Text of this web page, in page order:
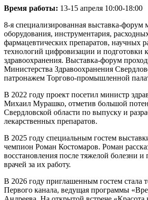
Время работы: 13-15 апреля 10:00-18:00
8-я специализированная выставка-форум
оборудования, инструментария,
фармацевтических препаратов, научных
технологий цифровизации и подготовки
здравоохранения. Выставка-форум
Министерства Здравоохранения
патронажем Торгово-промышленной
В 2022 году проект посетил министр
Михаил Мурашко, отметив большой
Свердловской области по выпуску и
лекарственных препаратов.
В 2025 году специальным гостем
чемпион Роман Костомаров. Роман
восстановления после тяжелой болезни и
врачей за их работу.
В 2026 году приглашенным гостем стала
Первого канала, ведущая программы